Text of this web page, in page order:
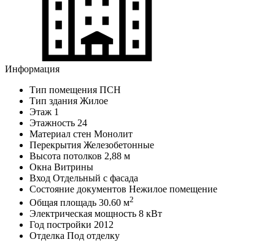
Информация
Тип помещения ПСН
Тип здания Жилое
Этаж 1
Этажность 24
Материал стен Монолит
Перекрытия Железобетонные
Высота потолков 2,88 м
Окна Витрины
Вход Отдельный с фасада
Состояние документов Нежилое помещение
Общая площадь 30.60 м2
Электрическая мощность 8 кВт
Год постройки 2012
Отделка Под отделку